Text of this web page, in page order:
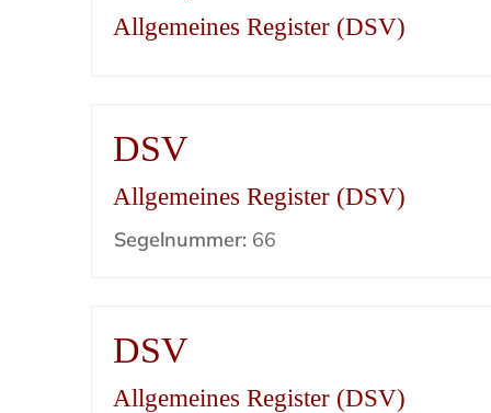
Allgemeines Register (DSV)
DSV
Allgemeines Register (DSV)
Segelnummer: 66
DSV
Allgemeines Register (DSV)